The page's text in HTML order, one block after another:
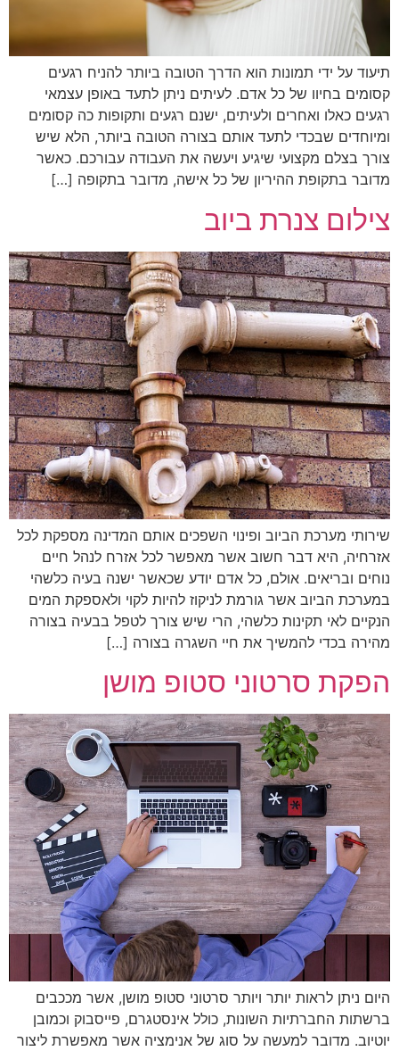
תיעוד על ידי תמונות הוא הדרך הטובה ביותר להניח רגעים
קסומים בחיוו של כל אדם. לעיתים ניתן לתעד באופן עצמאי
רגעים כאלו ואחרים ולעיתים, ישנם רגעים ותקופות כה קסומים
ומיוחדים שבכדי לתעד אותם בצורה הטובה ביותר, הלא שיש
צורך בצלם מקצועי שיגיע ויעשה את העבודה עבורכם. כאשר
מדובר בתקופת ההיריון של כל אישה, מדובר בתקופה […]
צילום צנרת ביוב
שירותי מערכת הביוב ופינוי השפכים אותם המדינה מספקת לכל
אזרחיה, היא דבר חשוב אשר מאפשר לכל אזרח לנהל חיים
נוחים ובריאים. אולם, כל אדם יודע שכאשר ישנה בעיה כלשהי
במערכת הביוב אשר גורמת לניקוז להיות לקוי ולאספקת המים
הנקיים לאי תקינות כלשהי, הרי שיש צורך לטפל בבעיה בצורה
מהירה בכדי להמשיך את חיי השגרה בצורה […]
הפקת סרטוני סטופ מושן
היום ניתן לראות יותר ויותר סרטוני סטופ מושן, אשר מככבים
ברשתות החברתיות השונות, כולל אינסטגרם, פייסבוק וכמובן
יוטיוב. מדובר למעשה על סוג של אנימציה אשר מאפשרת ליצור